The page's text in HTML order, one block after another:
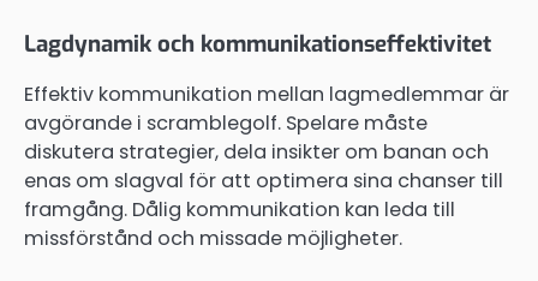
Lagdynamik och kommunikationseffektivitet
Effektiv kommunikation mellan lagmedlemmar är
avgörande i scramblegolf. Spelare måste
diskutera strategier, dela insikter om banan och
enas om slagval för att optimera sina chanser till
framgång. Dålig kommunikation kan leda till
missförstånd och missade möjligheter.